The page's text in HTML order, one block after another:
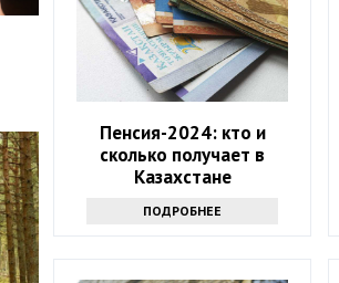
Пенсия-2024: кто и
сколько получает в
Казахстане
ПОДРОБНЕЕ